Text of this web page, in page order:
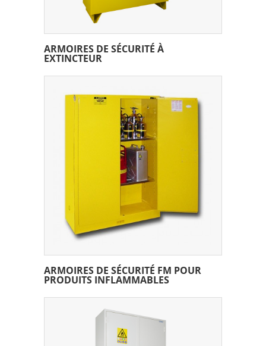
ARMOIRES DE SÉCURITÉ À
EXTINCTEUR
ARMOIRES DE SÉCURITÉ FM POUR
PRODUITS INFLAMMABLES